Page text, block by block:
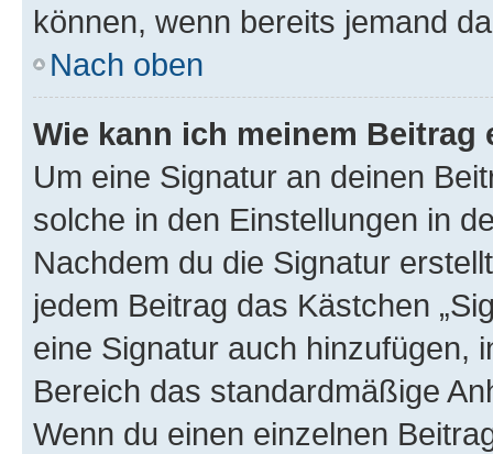
können, wenn bereits jemand
Nach oben
Wie kann ich meinem
Um eine Signatur an deinen
solche in den Einstellungen in
Nachdem du die Signatur
jedem Beitrag das Kästchen
eine Signatur auch hinzufügen,
Bereich das standardmäßige
Wenn du einen einzelnen